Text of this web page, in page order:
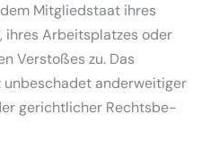
Mitglied­staat ihres
ihres Arbeits­platzes oder
Verstoßes zu. Das
ander­wei­tiger
gericht­licher Rechts­be­